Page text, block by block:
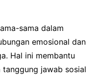
sama dalam
emosional dan
Hal ini membantu
jawab sosial